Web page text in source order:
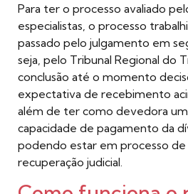
Para ter o processo avaliado
especialistas, o processo
passado pelo julgamento em
seja, pelo Tribunal Regional do
conclusão até o momento
expectativa de recebimento
além de ter como devedora
capacidade de pagamento da
podendo estar em processo de
recuperação judicial.